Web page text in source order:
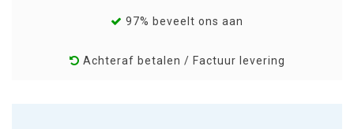
97% beveelt ons aan
Achteraf betalen / Factuur levering